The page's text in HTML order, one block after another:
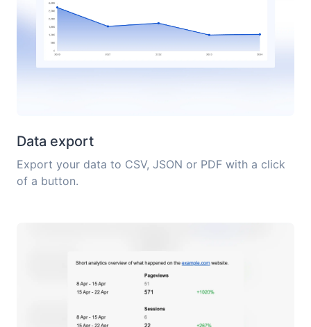
Data export
Export your data to CSV, JSON or PDF with a click
of a button.